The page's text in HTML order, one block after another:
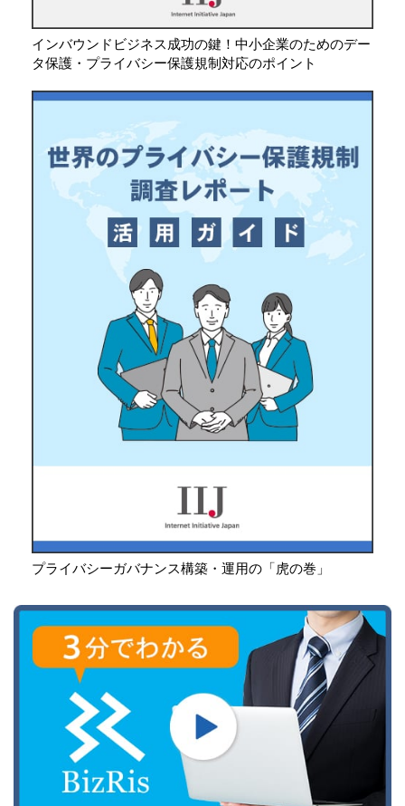
インバウンドビジネス成功の鍵！中小企業のためのデー
タ保護・プライバシー保護規制対応のポイント
プライバシーガバナンス構築・運用の「虎の巻」